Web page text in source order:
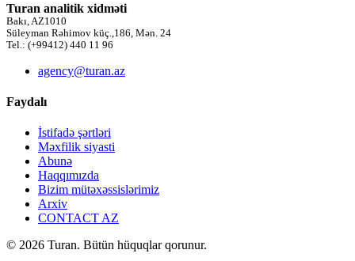
Turan analitik xidməti
Bakı, AZ1010
Süleyman Rəhimov küç.,186, Mən. 24
Tel.: (+99412) 440 11 96
agency@turan.az
Faydalı
İstifadə şərtləri
Məxfilik siyasti
Abunə
Haqqımızda
Bizim mütəxəssislərimiz
Arxiv
CONTACT AZ
© 2026 Turan. Bütün hüquqlar qorunur.